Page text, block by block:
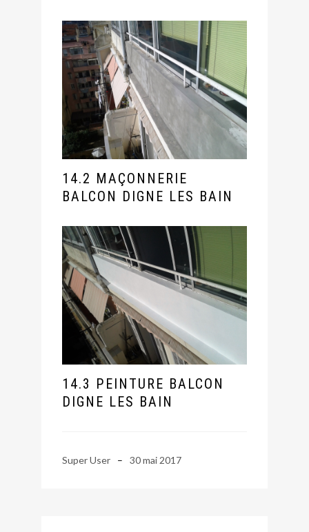
14.2 MAÇONNERIE
BALCON DIGNE LES BAIN
14.3 PEINTURE BALCON
DIGNE LES BAIN
Super User 30 mai 2017